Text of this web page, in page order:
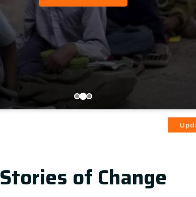
आज़ादी
Stories of Change